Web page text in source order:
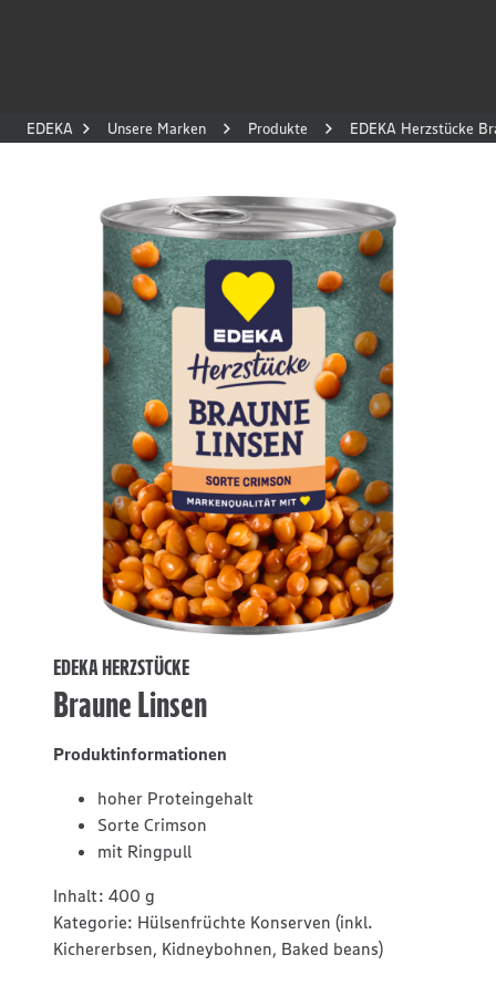
EDEKA Unsere Marken Produkte EDEKA Herzstücke
EDEKA HERZSTÜCKE
Braune Linsen
Produktinformationen
hoher Proteingehalt
Sorte Crimson
mit Ringpull
Inhalt: 400 g
Kategorie: Hülsenfrüchte Konserven (inkl.
Kichererbsen, Kidneybohnen, Baked beans)